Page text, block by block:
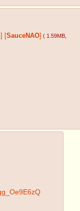
SauceNAO ( 1.59MB